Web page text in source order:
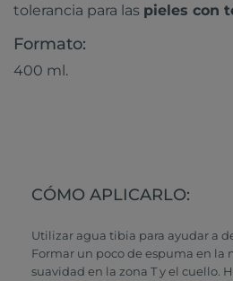
tolerancia para las pieles con
Formato:
400 ml.
CÓMO APLICARLO:
Utilizar agua tibia para ayudar a
Formar un poco de espuma en la
suavidad en la zona T y el cuello.